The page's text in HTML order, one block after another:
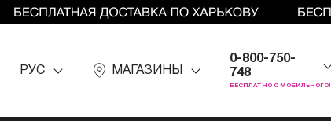
РУС МАГАЗИНЫ
0-800-750-
748
БЕСПЛАТНО С МОБИЛЬНОГО!